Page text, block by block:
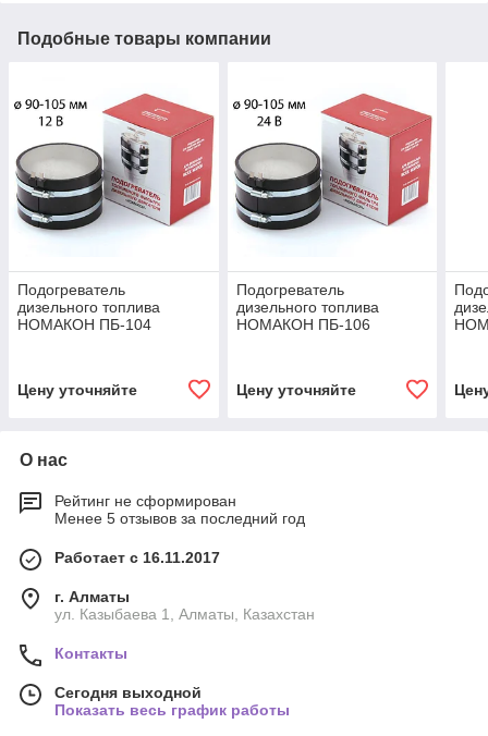
Подобные товары компании
Подогреватель
дизельного топлива
НОМАКОН ПБ-104
Цену уточняйте
Подогреватель
дизельного топлива
НОМАКОН ПБ-106
Цену уточняйте
О нас
Рейтинг не сформирован
Менее 5 отзывов за последний год
Работает с 16.11.2017
г. Алматы
ул. Казыбаева 1, Алматы, Казахстан
Контакты
Сегодня выходной
Показать весь график работы